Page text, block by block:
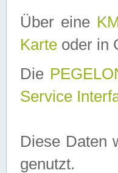
Über eine
Karte oder in
Die
Service
Diese Daten
genutzt.